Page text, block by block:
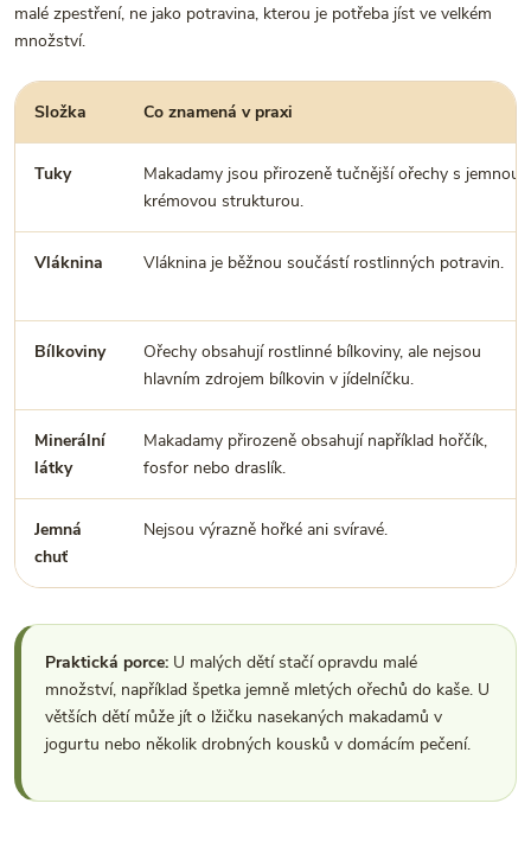
malé zpestření, ne jako potravina, kterou je potřeba jíst ve velkém
množství.
Složka Co znamená v praxi
Tuky
Makadamy jsou přirozeně tučnější ořechy s jemnou
krémovou strukturou.
Vláknina Vláknina je běžnou součástí rostlinných potravin.
Bílkoviny
Ořechy obsahují rostlinné bílkoviny, ale nejsou
hlavním zdrojem bílkovin v jídelníčku.
Minerální
látky
Makadamy přirozeně obsahují například hořčík,
fosfor nebo draslík.
Jemná
chuť
Nejsou výrazně hořké ani svíravé.
Praktická porce: U malých dětí stačí opravdu malé
množství, například špetka jemně mletých ořechů do kaše. U
větších dětí může jít o lžičku nasekaných makadamů v
jogurtu nebo několik drobných kousků v domácím pečení.